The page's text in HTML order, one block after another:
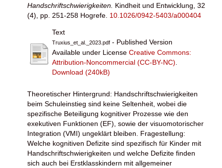
Handschriftschwierigkeiten. Kindheit und Entwicklung, 32
(4), pp. 251-258 Hogrefe. 10.1026/0942-5403/a000404
Text
Truxius_et_al._2023.pdf - Published Version
Available under License Creative Commons:
Attribution-Noncommercial (CC-BY-NC)
Download (240kB)
Theoretischer Hintergrund: Handschriftschwierigkeiten
beim Schuleinstieg sind keine Seltenheit, wobei die
spezifische Beteiligung kognitiver Prozesse wie den
exekutiven Funktionen (EF), sowie der visuomotorischer
Integration (VMI) ungeklärt bleiben. Fragestellung:
Welche kognitiven Defizite sind spezifisch für Kinder mit
Handschriftschwierigkeiten und welche Defizite finden
sich auch bei Erstklasskindern mit allgemeiner